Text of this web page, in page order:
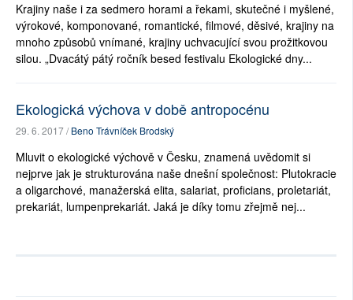
Krajiny naše i za sedmero horami a řekami, skutečné i myšlené,
výrokové, komponované, romantické, filmové, děsivé, krajiny na
mnoho způsobů vnímané, krajiny uchvacující svou prožitkovou
silou. „Dvacátý pátý ročník besed festivalu Ekologické dny...
Ekologická výchova v době antropocénu
29. 6. 2017 /Beno Trávníček Brodský
Mluvit o ekologické výchově v Česku, znamená uvědomit si
nejprve jak je strukturována naše dnešní společnost: Plutokracie
a oligarchové, manažerská elita, salariat, proficians, proletariát,
prekariát, lumpenprekariát. Jaká je díky tomu zřejmě nej...